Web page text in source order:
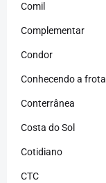
Comil
Complementar
Condor
Conhecendo a frota
Conterrânea
Costa do Sol
Cotidiano
CTC